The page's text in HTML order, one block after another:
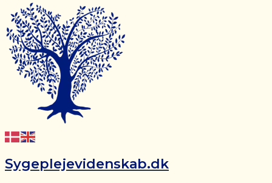
Sygeplejevidenskab.dk